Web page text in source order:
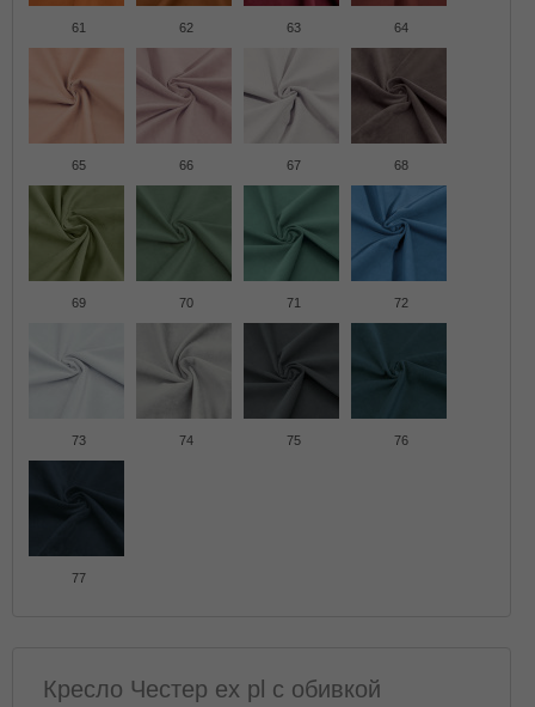
61 62 63 64
65 66 67 68
69 70 71 72
73 74 75 76
77
Кресло Честер ех pl с обивкой